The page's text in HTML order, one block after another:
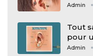
Admin
Tout
pour
Admin